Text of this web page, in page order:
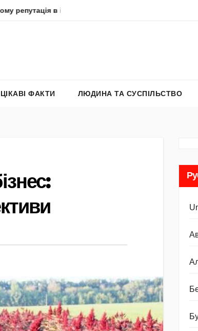
в інтернеті вирішує все Адель Асанті: від
ЦІКАВІ ФАКТИ ЛЮДИНА ТА СУСПІЛЬСТВО